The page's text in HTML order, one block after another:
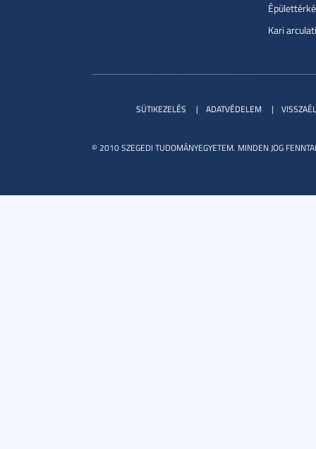
Kari
© 2010 SZEGEDI TUDOMÁNYEGYETEM. MINDEN JOG
SÜTIKEZELÉS ADATVÉDELEM